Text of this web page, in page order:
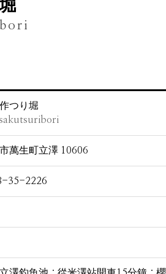
つり堀
萬生町立澤 10606
35-2226